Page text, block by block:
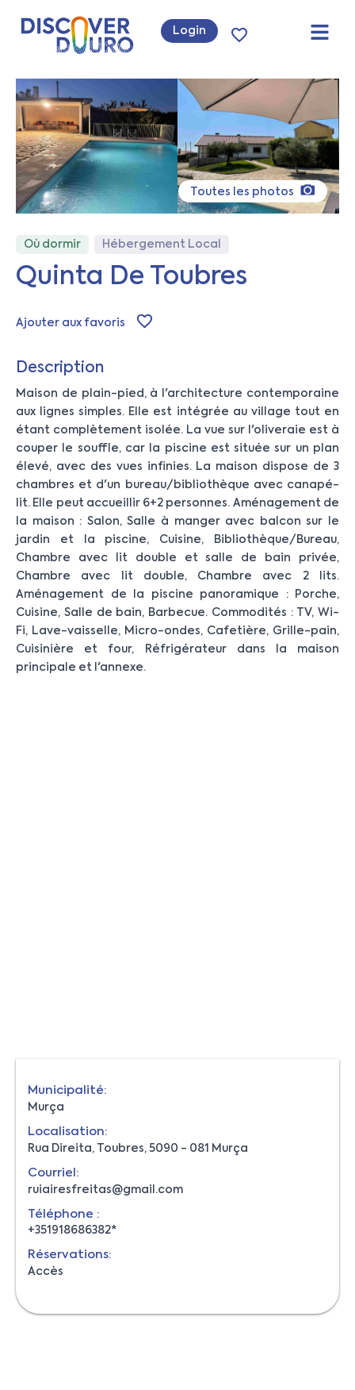
Login
Toutes les photos
Où dormir Hébergement Local
Quinta De Toubres
Ajouter aux favoris
Description
Maison de plain-pied, à l'architecture contemporaine
aux lignes simples. Elle est intégrée au village tout en
étant complètement isolée. La vue sur l'oliveraie est à
couper le souffle, car la piscine est située sur un plan
élevé, avec des vues infinies. La maison dispose de 3
chambres et d'un bureau/bibliothèque avec canapé-
lit. Elle peut accueillir 6+2 personnes. Aménagement de
la maison : Salon, Salle à manger avec balcon sur le
jardin et la piscine, Cuisine, Bibliothèque/Bureau,
Chambre avec lit double et salle de bain privée,
Chambre avec lit double, Chambre avec 2 lits.
Aménagement de la piscine panoramique : Porche,
Cuisine, Salle de bain, Barbecue. Commodités : TV, Wi-
Fi, Lave-vaisselle, Micro-ondes, Cafetière, Grille-pain,
Cuisinière et four, Réfrigérateur dans la maison
principale et l'annexe.
Municipalité:
Murça
Localisation:
Rua Direita, Toubres, 5090 - 081 Murça
Courriel:
ruiairesfreitas@gmail.com
Téléphone :
+351918686382*
Réservations:
Accès